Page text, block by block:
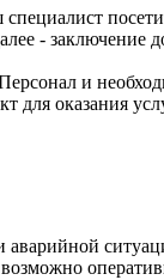
- заключение
и
для оказания
аварийной